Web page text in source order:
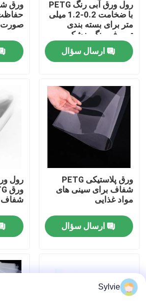
صفحه اصلی
محصولات
تور کارخانه
کنترل کیفیت
با ما تماس بگیرید
اخبار
موارد
رول PET
رول ورق آبی رنگ PETG
با ضخامت 0.2-1.2 میلی
متر برای بسته بندی
ترموفرمینگ پزشکی
ارسال سؤال
صورت
ورق پلاستیکی PETG
شفاف برای سینی های
مواد غذایی
ارسال سؤال
شفاف
Sylvie